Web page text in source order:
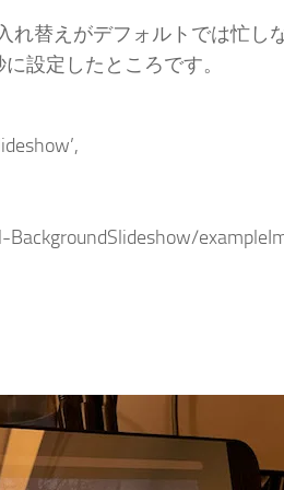
れ替えがデフォルトでは忙し
設定したところです。